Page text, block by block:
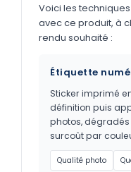
Voici les
avec ce produit, à
rendu souhaité :
Étiquette
Sticker imprimé
définition puis
photos,
surcoût par
Qualité photo